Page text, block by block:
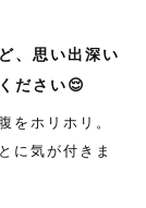
、思い出深い
ださい😌
をホリホリ。
に気が付きま